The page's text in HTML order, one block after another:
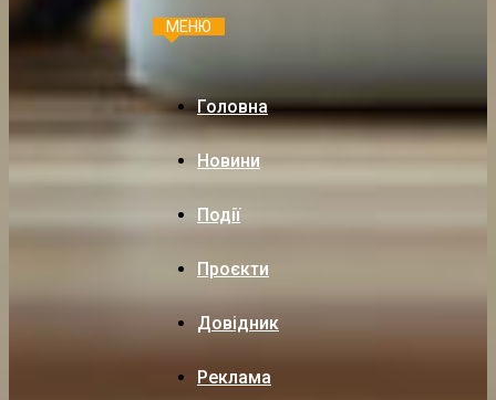
МЕНЮ
Головна
Новини
Події
Проєкти
Довідник
Реклама